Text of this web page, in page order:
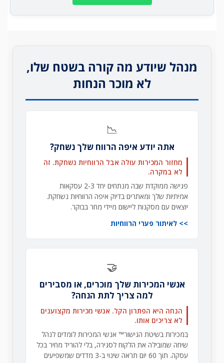
מנהל שיודע מה קורה בשטח שלו,
לא מוכר הנחות
📉
אתה יודע איפה הרווח שלך נשחק?
מחזור המכירות עולה אבל הרווחיות נשחקת. זה
לא במקרה.
פגישה ממוקדת שבה מנתחים יחד 2-3 עסקאות
אמיתיות שלך ומאתרים בדיוק איפה הרווחיות נשחקת.
יוצאים עם מסקנות ליישום מיידי מחר בבוקר.
לאיתור פערי הרווחיות
🤝
אנשי המכירות שלך מוכרים, או מסבירים
למה צריך לתת הנחה?
הנחה היא הפתרון הקל. אנשי מכירות מקצוענים
לא צריכים אותו.
במכירות בשיטת הגישור™ אנשי המכירות לומדים לנהל
שיחה שמובילה את הלקוח לסגירה, בלי להוריד מחיר בכל
עסקה. תוך 60 יום תראה שינוי ב-3 מדדים שמשפיעים